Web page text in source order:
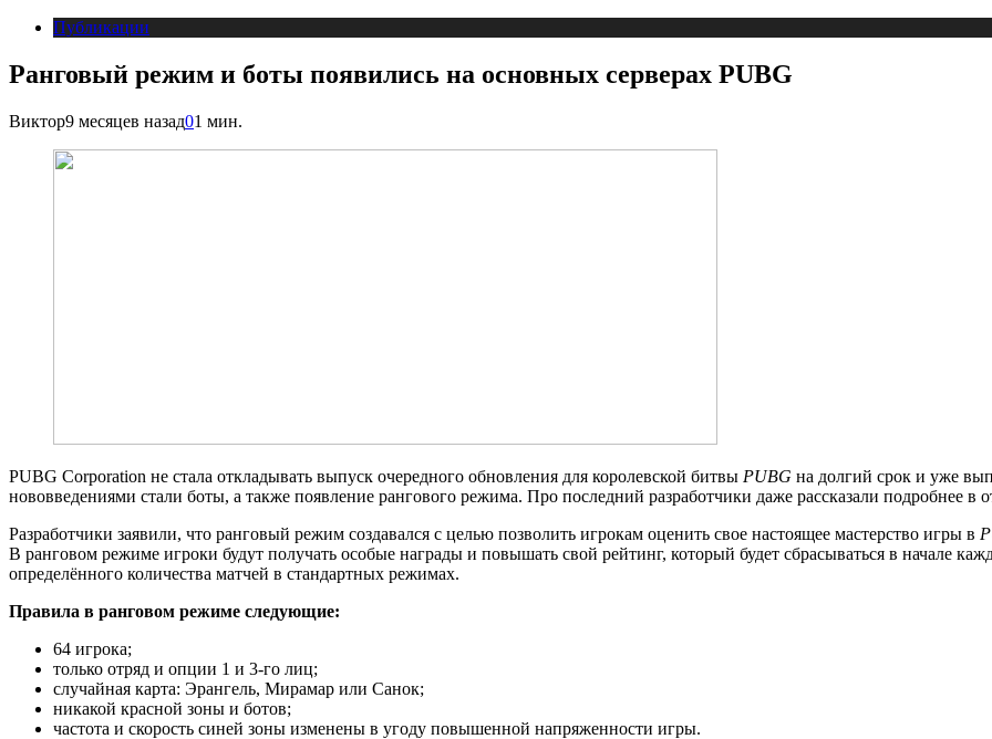
Публикации
Ранговый режим и боты появились на основных серверах PUBG
Виктор9 месяцев назад01 мин.
PUBG Corporation не стала откладывать выпуск очередного обновления для королевской битвы PUBG на долгий срок и уже
нововведениями стали боты, а также появление рангового режима. Про последний разработчики даже рассказали подробнее в
Разработчики заявили, что ранговый режим создавался с целью позволить игрокам оценить свое настоящее мастерство игры в
В ранговом режиме игроки будут получать особые награды и повышать свой рейтинг, который будет сбрасываться в начале
определённого количества матчей в стандартных режимах.
Правила в ранговом режиме следующие:
64 игрока;
только отряд и опции 1 и 3-го лиц;
случайная карта: Эрангель, Мирамар или Санок;
никакой красной зоны и ботов;
частота и скорость синей зоны изменены в угоду повышенной напряженности игры.